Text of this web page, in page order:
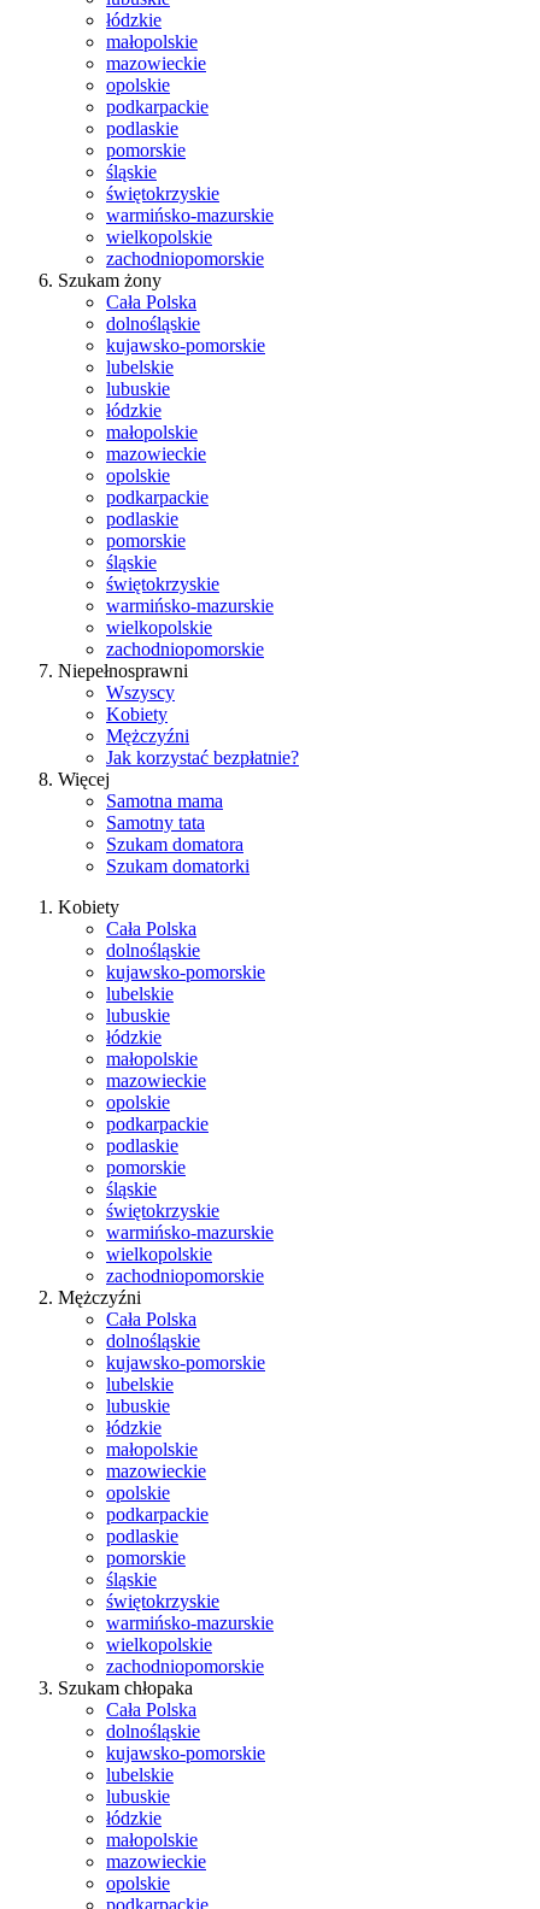
łódzkie
małopolskie
mazowieckie
opolskie
podkarpackie
podlaskie
pomorskie
śląskie
świętokrzyskie
warmińsko-mazurskie
wielkopolskie
zachodniopomorskie
Szukam żony
Cała Polska
dolnośląskie
kujawsko-pomorskie
lubelskie
lubuskie
łódzkie
małopolskie
mazowieckie
opolskie
podkarpackie
podlaskie
pomorskie
śląskie
świętokrzyskie
warmińsko-mazurskie
wielkopolskie
zachodniopomorskie
Niepełnosprawni
Wszyscy
Kobiety
Mężczyźni
Jak korzystać bezpłatnie?
Więcej
Samotna mama
Samotny tata
Szukam domatora
Szukam domatorki
Kobiety
Cała Polska
dolnośląskie
kujawsko-pomorskie
lubelskie
lubuskie
łódzkie
małopolskie
mazowieckie
opolskie
podkarpackie
podlaskie
pomorskie
śląskie
świętokrzyskie
warmińsko-mazurskie
wielkopolskie
zachodniopomorskie
Mężczyźni
Cała Polska
dolnośląskie
kujawsko-pomorskie
lubelskie
lubuskie
łódzkie
małopolskie
mazowieckie
opolskie
podkarpackie
podlaskie
pomorskie
śląskie
świętokrzyskie
warmińsko-mazurskie
wielkopolskie
zachodniopomorskie
Szukam chłopaka
Cała Polska
dolnośląskie
kujawsko-pomorskie
lubelskie
lubuskie
łódzkie
małopolskie
mazowieckie
opolskie
podkarpackie